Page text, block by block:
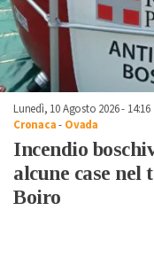
Lunedì, 10 Agosto 2026 - 14:16
Cronaca- Ovada
Incendio
alcune case
Boiro